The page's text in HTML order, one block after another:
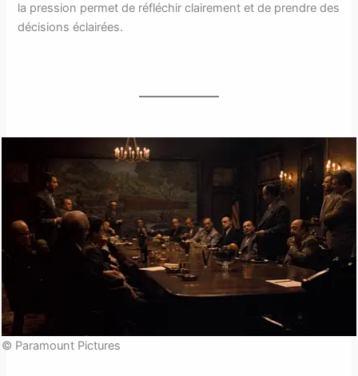
la pression permet de réfléchir clairement et de prendre des
décisions éclairées.
© Paramount Pictures